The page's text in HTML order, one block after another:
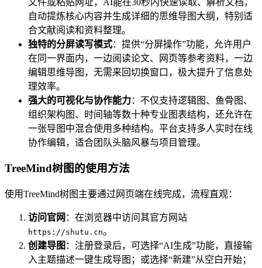
自动提炼核心内容并生成详细的思维导图大纲，特别适
合文献阅读和资料整理。
独特的分屏读写模式：提供“分屏操作”功能，允许用户
在同一界面内，一边阅读论文、网页等参考资料，一边
编辑思维导图，无需来回切换窗口，极大提升了信息处
理效率。
强大的可视化与协作能力：不仅支持逻辑图、鱼骨图、
组织架构图、时间轴等数十种专业图表结构，还允许在
一张导图中混合使用多种结构。平台支持多人实时在线
协作编辑，适合团队头脑风暴与项目管理。
TreeMind树图的使用方法
使用TreeMind树图主要通过网页端在线完成，流程直观：
访问官网 ：在浏览器中访问其官方网站
https://shutu.cn。
创建导图 ：注册登录后，可选择“AI生成”功能，直接输
入主题描述一键生成导图；或选择“新建”从空白开始；